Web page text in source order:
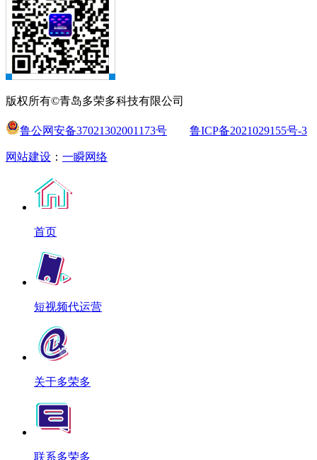
版权所有©青岛多荣多科技有限公司
鲁公网安备37021302001173号 鲁ICP备2021029155号-3
网站建设 ： 一瞬网络
首页
短视频代运营
关于多荣多
联系多荣多